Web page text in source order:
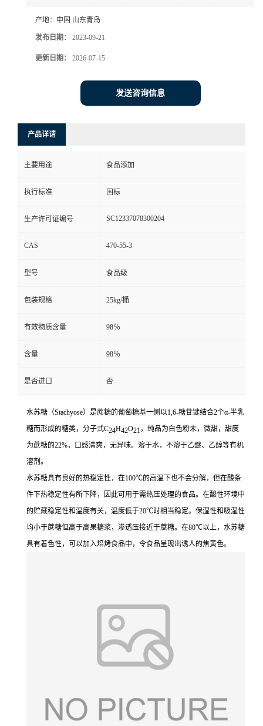
产地： 中国 山东青岛
发布日期： 2023-09-21
更新日期： 2026-07-15
发送咨询信息
产品详请
主要用途 食品添加
执行标准 国标
生产许可证编号 SC12337078300204
CAS 470-55-3
型号 食品级
包装规格 25kg/桶
有效物质含量 98％
含量 98％
是否进口 否
水苏糖（Stachyose）是蔗糖的葡萄糖基一侧以1,6-糖苷键结合2个α-半乳
糖而形成的糖类，分子式C24H42O21，纯品为白色粉末，微甜，甜度
为蔗糖的22%，口感清爽，无异味。溶于水，不溶于乙醚、乙醇等有机
溶剂。
水苏糖具有良好的热稳定性，在100℃的高温下也不会分解，但在酸条
件下热稳定性有所下降，因此可用于需热压处理的食品。在酸性环境中
的贮藏稳定性和温度有关，温度低于20℃时相当稳定。保湿性和吸湿性
均小于蔗糖但高于高果糖浆，渗透压接近于蔗糖。在80℃以上，水苏糖
具有着色性，可以加入焙烤食品中，令食品呈现出诱人的焦黄色。